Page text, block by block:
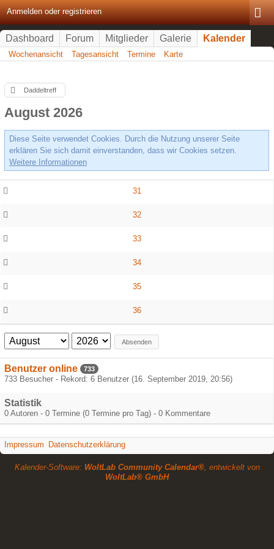
Anmelden oder registrieren
Dashboard Forum Mitglieder Galerie Kalender
Wochenansicht Tagesansicht Termine Karte
Daddeltreff
August 2026
Diese Seite verwendet Cookies. Durch die Nutzung unserer Seite
erklären Sie sich damit einverstanden, dass wir Cookies setzen.
Weitere Informationen
31
32
33
34
35
36
Absenden
Benutzer online 733
733 Besucher - Rekord: 6 Benutzer (16. September 2019, 20:56)
Statistik
0 Autoren - 0 Termine (0 Termine pro Tag) - 0 Kommentare
Impressum Datenschutzerklärung
Kalender-Software: WoltLab Community Calendar®, entwickelt von
WoltLab® GmbH